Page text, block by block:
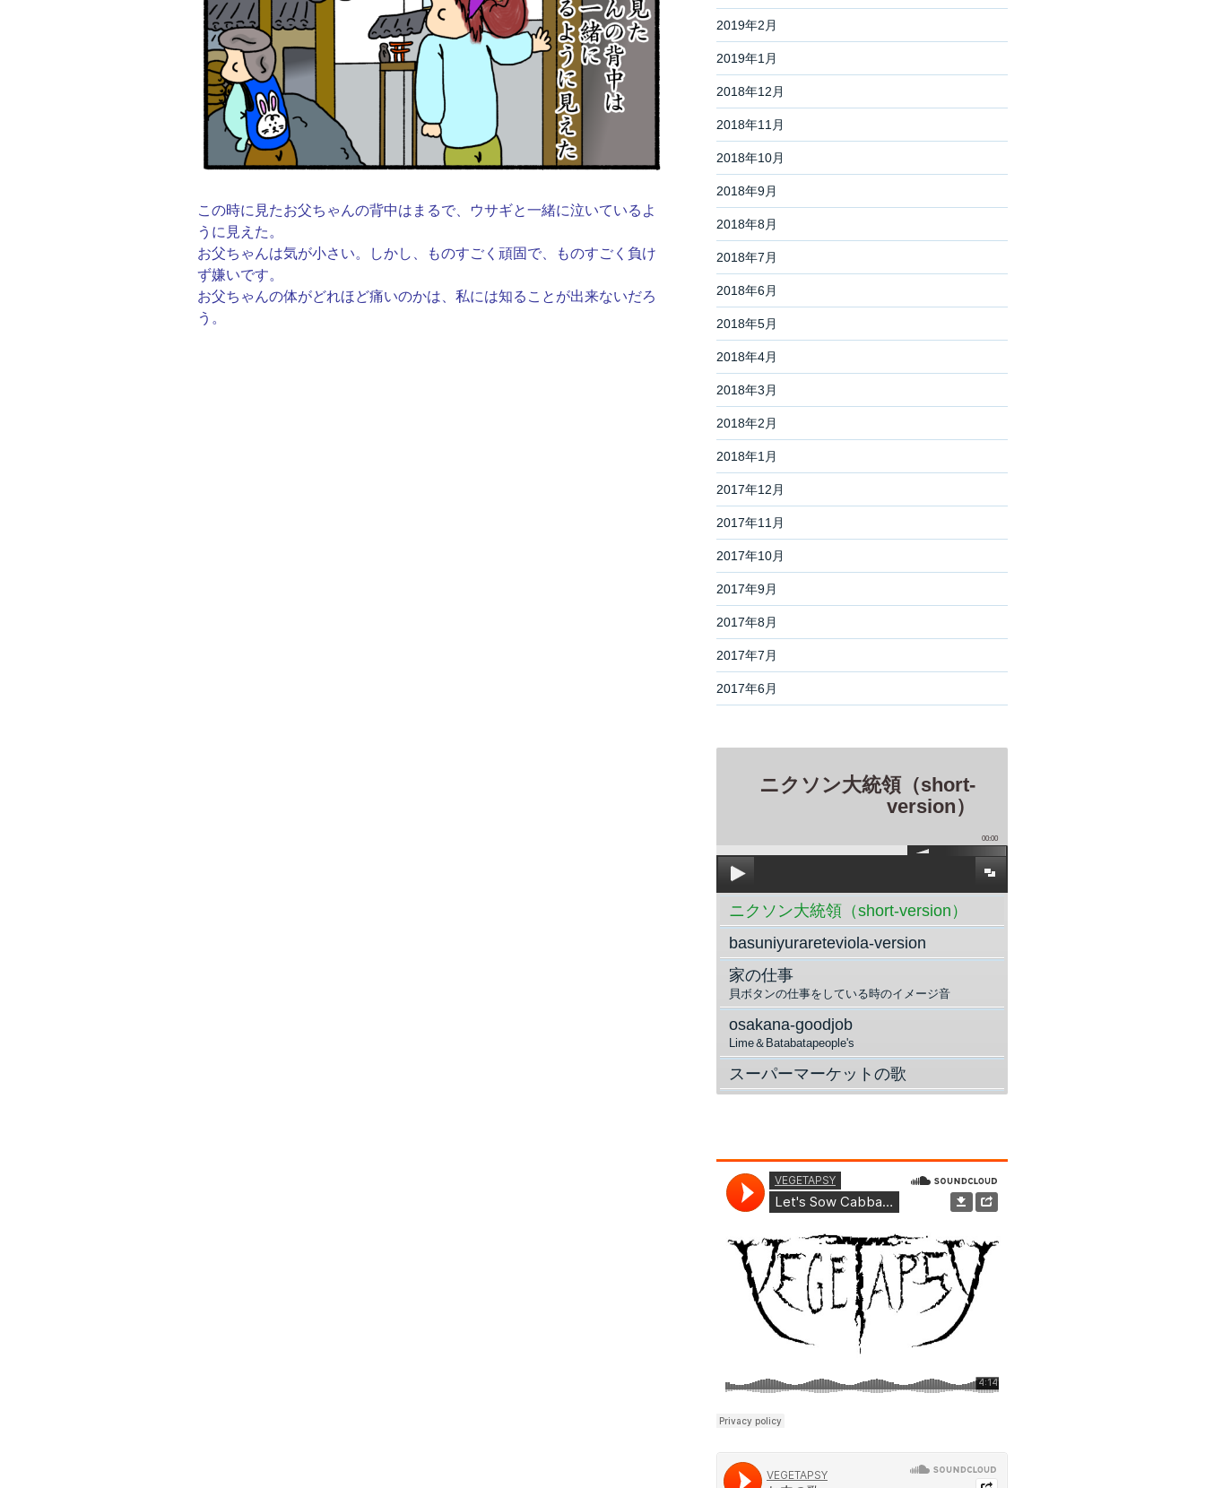
この時に見たお父ちゃんの背中はまるで、ウサギと一緒に泣いているよ
うに見えた。
お父ちゃんは気が小さい。しかし、ものすごく頑固で、ものすごく負け
ず嫌いです。
お父ちゃんの体がどれほど痛いのかは、私には知ることが出来ないだろ
う。
2019年2月
2019年1月
2018年12月
2018年11月
2018年10月
2018年9月
2018年8月
2018年7月
2018年6月
2018年5月
2018年4月
2018年3月
2018年2月
2018年1月
2017年12月
2017年11月
2017年10月
2017年9月
2017年8月
2017年7月
2017年6月
ニクソン大統領（short-
version）
00:00
ニクソン大統領（short-version）
basuniyurareteviola-version
家の仕事
貝ボタンの仕事をしている時のイメージ音
osakana-goodjob
Lime＆Batabatapeople's
スーパーマーケットの歌